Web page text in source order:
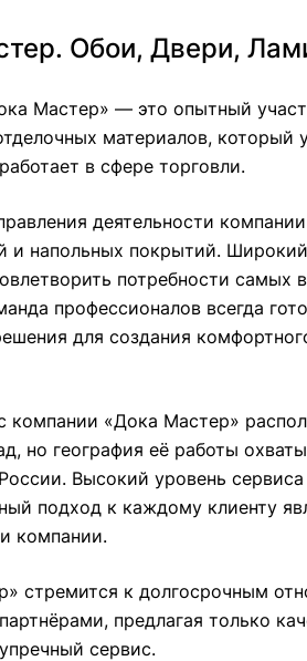
Обои, Двери,
Мастер» — это опытный
материалов, который
в сфере торговли.
деятельности
и напольных покрытий.
потребности самых
профессионалов всегда
для создания
компании «Дока Мастер»
но география её работы
Высокий уровень сервиса
подход к каждому клиенту
компании.
стремится к долгосрочным
предлагая только
сервис.